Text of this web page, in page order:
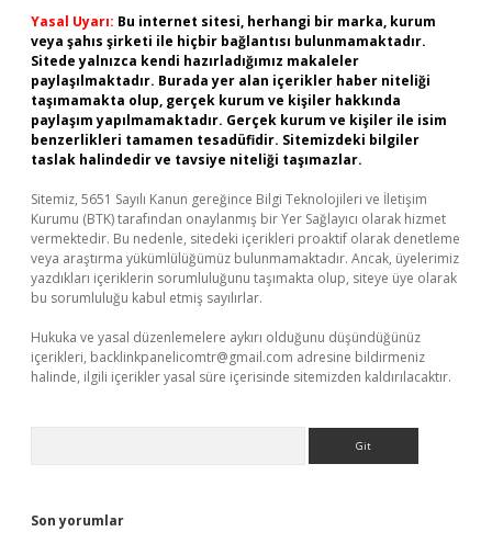
Yasal Uyarı: Bu internet sitesi, herhangi bir marka, kurum
veya şahıs şirketi ile hiçbir bağlantısı bulunmamaktadır.
Sitede yalnızca kendi hazırladığımız makaleler
paylaşılmaktadır. Burada yer alan içerikler haber niteliği
taşımamakta olup, gerçek kurum ve kişiler hakkında
paylaşım yapılmamaktadır. Gerçek kurum ve kişiler ile isim
benzerlikleri tamamen tesadüfidir. Sitemizdeki bilgiler
taslak halindedir ve tavsiye niteliği taşımazlar.
Sitemiz, 5651 Sayılı Kanun gereğince Bilgi Teknolojileri ve İletişim
Kurumu (BTK) tarafından onaylanmış bir Yer Sağlayıcı olarak hizmet
vermektedir. Bu nedenle, sitedeki içerikleri proaktif olarak denetleme
veya araştırma yükümlülüğümüz bulunmamaktadır. Ancak, üyelerimiz
yazdıkları içeriklerin sorumluluğunu taşımakta olup, siteye üye olarak
bu sorumluluğu kabul etmiş sayılırlar.
Hukuka ve yasal düzenlemelere aykırı olduğunu düşündüğünüz
içerikleri, backlinkpanelicomtr@gmail.com adresine bildirmeniz
halinde, ilgili içerikler yasal süre içerisinde sitemizden kaldırılacaktır.
Son yorumlar